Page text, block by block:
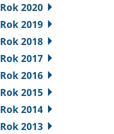
Rok 2020
Rok 2019
Rok 2018
Rok 2017
Rok 2016
Rok 2015
Rok 2014
Rok 2013